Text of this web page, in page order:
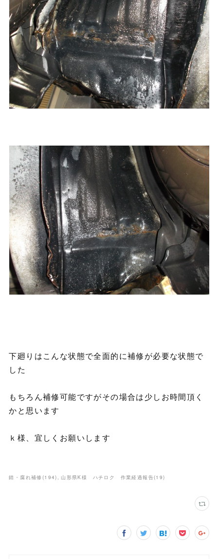
下廻りはこんな状態で全面的に補修が必要な状態で
した
もちろん補修可能ですがその場合は少しお時間頂く
かと思います
ｋ様、宜しくお願いします
錆・腐れ補修(194) 山形県K様 ハチロク 作業経過報告(19)